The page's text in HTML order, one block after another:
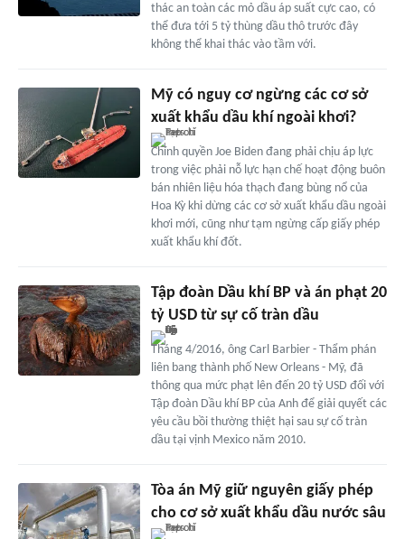
thác an toàn các mỏ dầu áp suất cực cao, có
thể đưa tới 5 tỷ thùng dầu thô trước đây
không thể khai thác vào tầm với.
Mỹ có nguy cơ ngừng các cơ sở
xuất khẩu dầu khí ngoài khơi?
Chính quyền Joe Biden đang phải chịu áp lực
trong việc phải nỗ lực hạn chế hoạt động buôn
bán nhiên liệu hóa thạch đang bùng nổ của
Hoa Kỳ khi dừng các cơ sở xuất khẩu dầu ngoài
khơi mới, cũng như tạm ngừng cấp giấy phép
xuất khẩu khí đốt.
Tập đoàn Dầu khí BP và án phạt 20
tỷ USD từ sự cố tràn dầu
Tháng 4/2016, ông Carl Barbier - Thẩm phán
liên bang thành phố New Orleans - Mỹ, đã
thông qua mức phạt lên đến 20 tỷ USD đối với
Tập đoàn Dầu khí BP của Anh để giải quyết các
yêu cầu bồi thường thiệt hại sau sự cố tràn
dầu tại vịnh Mexico năm 2010.
Tòa án Mỹ giữ nguyên giấy phép
cho cơ sở xuất khẩu dầu nước sâu